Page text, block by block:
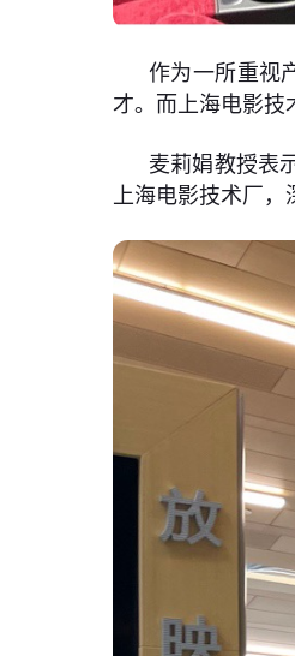
作为一所重视
才。而上海电影技
麦莉娟教授表
上海电影技术厂，